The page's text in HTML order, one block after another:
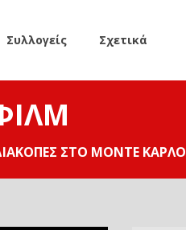
Συλλογείς Σχετικά
ΣΤΟ ΜΌΝΤΕ ΚΆΡΛΟ